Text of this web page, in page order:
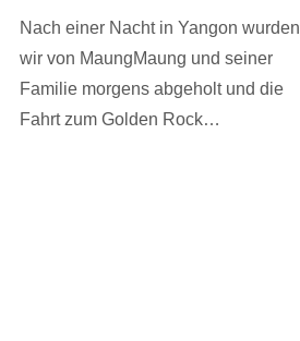
Nach einer Nacht in Yangon wurden
wir von MaungMaung und seiner
Familie morgens abgeholt und die
Fahrt zum Golden Rock…